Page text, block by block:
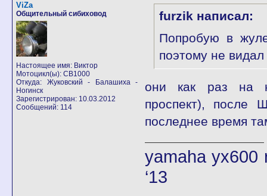
ViZa
Общительный сибиховод
Настоящее имя: Виктор
Мотоцикл(ы): CB1000
Откуда: Жуковский - Балашиха -
Ногинск
Зарегистрирован: 10.03.2012
Сообщений: 114
furzik написал:
Попробую в
поэтому не
они как раз на
проспект), после
последнее время
yamaha
‘13